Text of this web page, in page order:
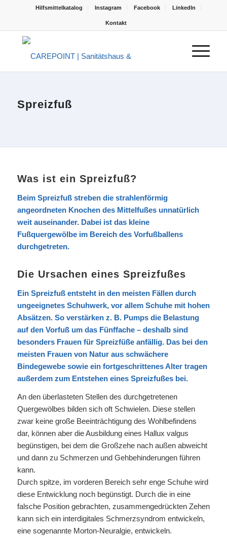
Hilfsmittelkatalog Instagram Facebook LinkedIn
Kontakt
Spreizfuß
Was ist ein Spreizfuß?
Beim Spreizfuß streben die strahlenförmig
angeordneten Knochen des Mittelfußes unnatürlich
weit auseinander. Dabei ist das kleine
Fußquergewölbe im Bereich des Vorfußballens
durchgetreten.
Die Ursachen eines Spreizfußes
Ein Spreizfuß entsteht in den meisten Fällen durch
ungeeignetes Schuhwerk, vor allem Schuhe mit hohen
Absätzen. So verstärken z. B. Pumps die Belastung
auf den Vorfuß um das Fünffache – deshalb sind
besonders Frauen für Spreizfüße anfällig. Das bei den
meisten Frauen von Natur aus schwächere
Bindegewebe sowie ein fortgeschrittenes Alter tragen
außerdem zum Entstehen eines Spreizfußes bei.
An den überlasteten Stellen des durchgetretenen
Quergewölbes bilden sich oft Schwielen. Diese stellen
zwar keine große Beeinträchtigung des Wohlbefindens
dar, können aber die Ausbildung eines Hallux valgus
begünstigen, bei dem die Großzehe nach außen abweicht
und dann zu Schmerzen und Gehbehinderungen führen
kann.
Durch spitze, im vorderen Bereich sehr enge Schuhe wird
diese Entwicklung noch begünstigt. Durch die in eine
falsche Position gebrachten, zusammengedrückten Zehen
kann sich ein interdigitales Schmerzsyndrom entwickeln,
eine sogenannte Morton-Neuralgie, entwickeln.